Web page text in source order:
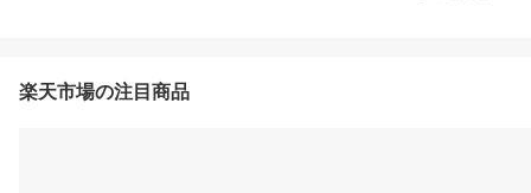
楽天市場の注目商品